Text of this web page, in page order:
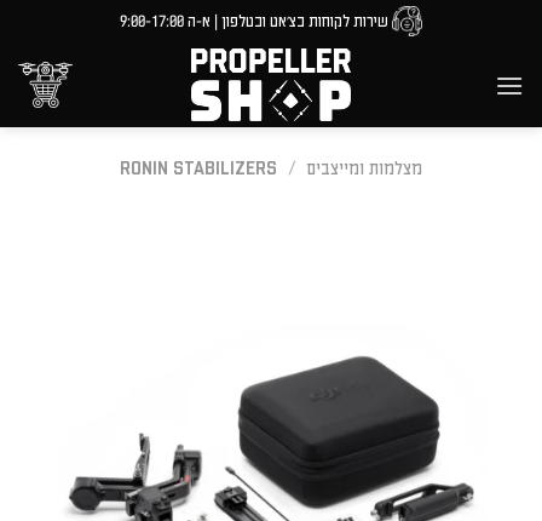
content
שירות לקוחות בצ'אט ובטלפון | א-ה 9:00-17:00
מצלמות ומייצבים /
RONIN STABILIZERS